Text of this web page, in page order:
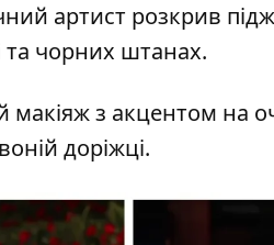
артист розкрив
та чорних штанах.
макіяж з акцентом на
доріжці.